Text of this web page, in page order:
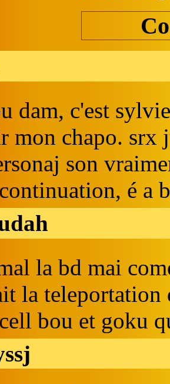
dam, c'est sylvie
mon chapo. srx
son
é a
la bd mai
la teleportation
bou et goku